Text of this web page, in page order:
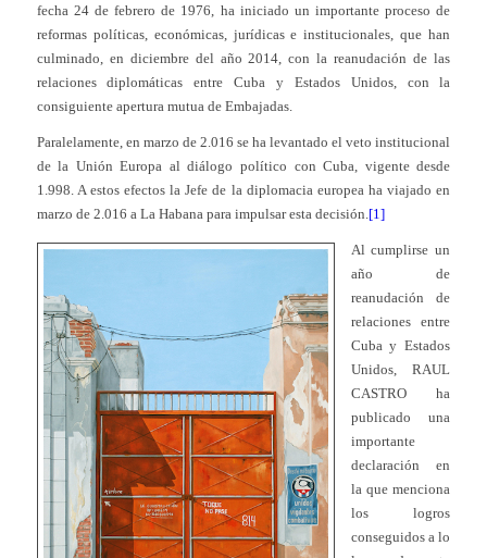
fecha 24 de febrero de 1976, ha iniciado un importante proceso de
reformas políticas, económicas, jurídicas e institucionales, que han
culminado, en diciembre del año 2014, con la reanudación de las
relaciones diplomáticas entre Cuba y Estados Unidos, con la
consiguiente apertura mutua de Embajadas.
Paralelamente, en marzo de 2.016 se ha levantado el veto institucional
de la Unión Europa al diálogo político con Cuba, vigente desde
1.998. A estos efectos la Jefe de la diplomacia europea ha viajado en
marzo de 2.016 a La Habana para impulsar esta decisión. [1]
Al cumplirse un
año de
reanudación de
relaciones entre
Cuba y Estados
Unidos, RAUL
CASTRO ha
publicado una
importante
declaración en
la que menciona
los logros
conseguidos a lo